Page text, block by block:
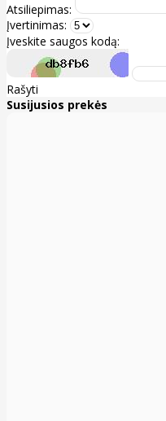
Atsiliepimas:
Įvertinimas:
Įveskite saugos kodą:
Rašyti
Susijusios prekės